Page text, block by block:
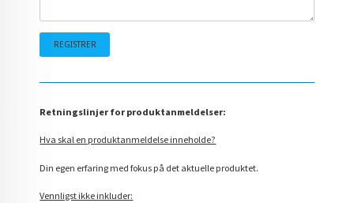
Retningslinjer for produktanmeldelser:
Hva skal en produktanmeldelse inneholde?
Din egen erfaring med fokus på det aktuelle produktet.
Vennligst ikke inkluder: